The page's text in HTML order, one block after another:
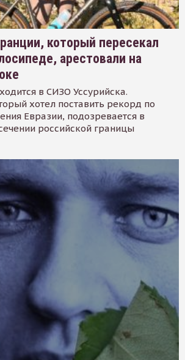
который пересекал
арестовали на
в СИЗО Уссурийска.
хотел поставить рекорд по
Евразии, подозревается в
российской границы